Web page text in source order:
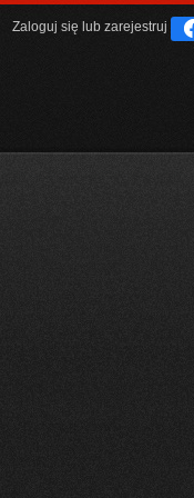
Zaloguj się lub zarejestruj